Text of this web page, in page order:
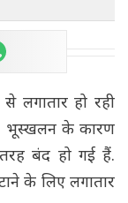
लगातार हो रही
भूस्खलन के कारण
बंद हो गई हैं.
के लिए लगातार